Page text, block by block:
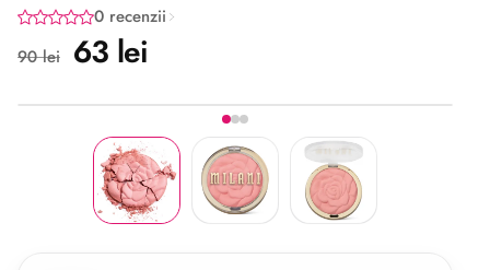
0 recenzii
90 lei 63 lei
Imaginea 1 din 3